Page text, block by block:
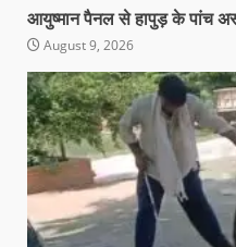
आयुष्मान पैनल से हापुड़ के पांच
August 9, 2026